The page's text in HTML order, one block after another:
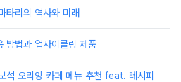
타리의 역사와 미래
방법과 업사이클링 제품
석 오리앙 카페 메뉴 추천 feat. 레시피